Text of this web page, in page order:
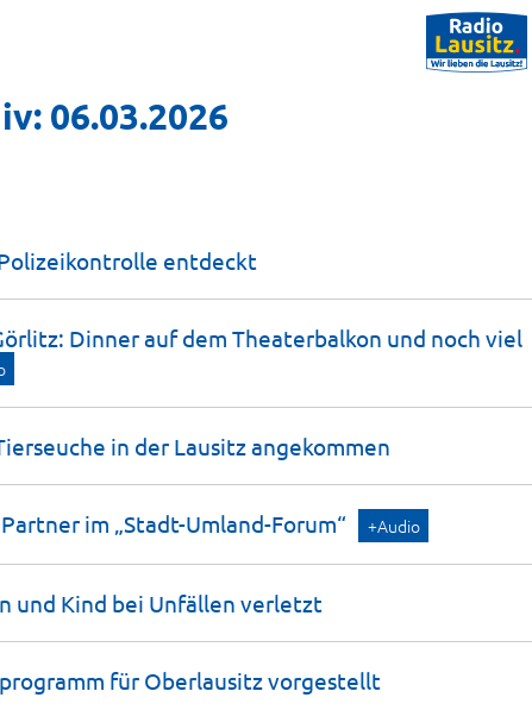
06.03.2026
entdeckt
Dinner auf dem Theaterbalkon und noch viel
in der Lausitzangekommen
im „Stadt-Umland-Forum“ +Audio
und Kind bei Unfällen verletzt
für Oberlausitzvorgestellt